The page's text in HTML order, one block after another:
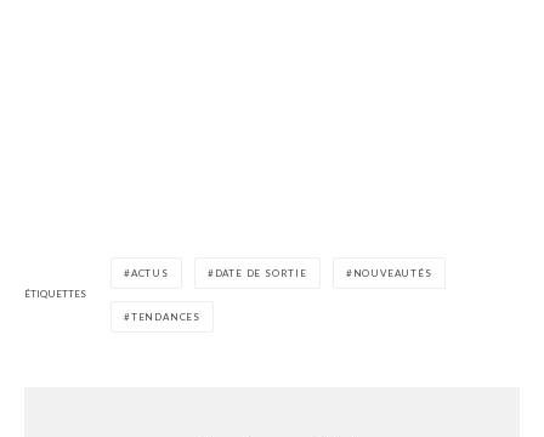
ÉTIQUETTES
ACTUS DATE DE SORTIE NOUVEAUTÉS
TENDANCES